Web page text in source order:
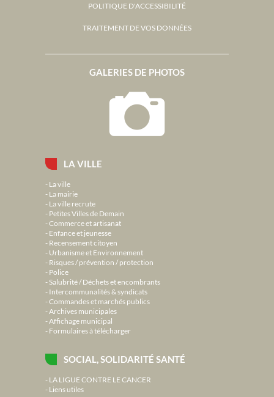
LA VILLE
La ville
La mairie
La ville recrute
Petites Villes de Demain
Commerce et artisanat
Enfance et jeunesse
Recensement citoyen
Urbanisme et Environnement
Risques / prévention / protection
Police
Salubrité / Déchets et encombrants
Intercommunalités & syndicats
Commandes et marchés publics
Archives municipales
Affichage municipal
Formulaires à télécharger
SOCIAL, SOLIDARITÉ SANTÉ
LA LIGUE CONTRE LE CANCER
Liens utiles
GALERIES DE PHOTOS
POLITIQUE D'ACCESSIBILITÉ
TRAITEMENT DE VOS DONNÉES